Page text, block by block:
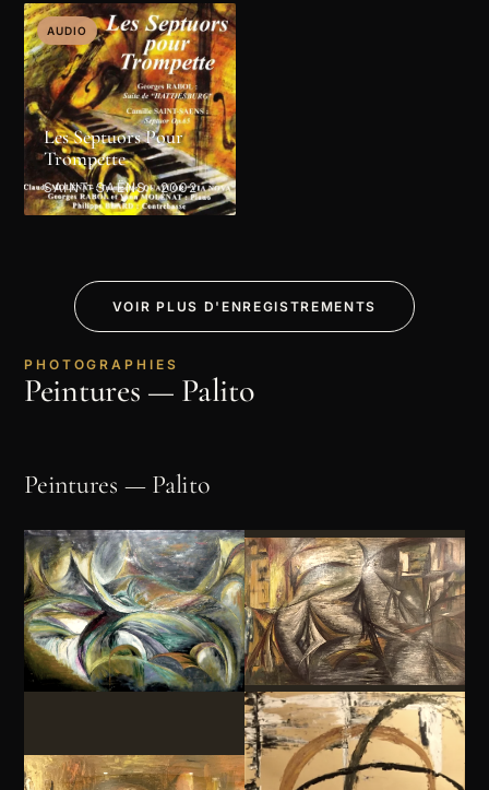
AUDIO
Les Septuors Pour
Trompette
SAINT-SAËNS · 2002
VOIR PLUS D'ENREGISTREMENTS
PHOTOGRAPHIES
Peintures — Palito
Peintures — Palito